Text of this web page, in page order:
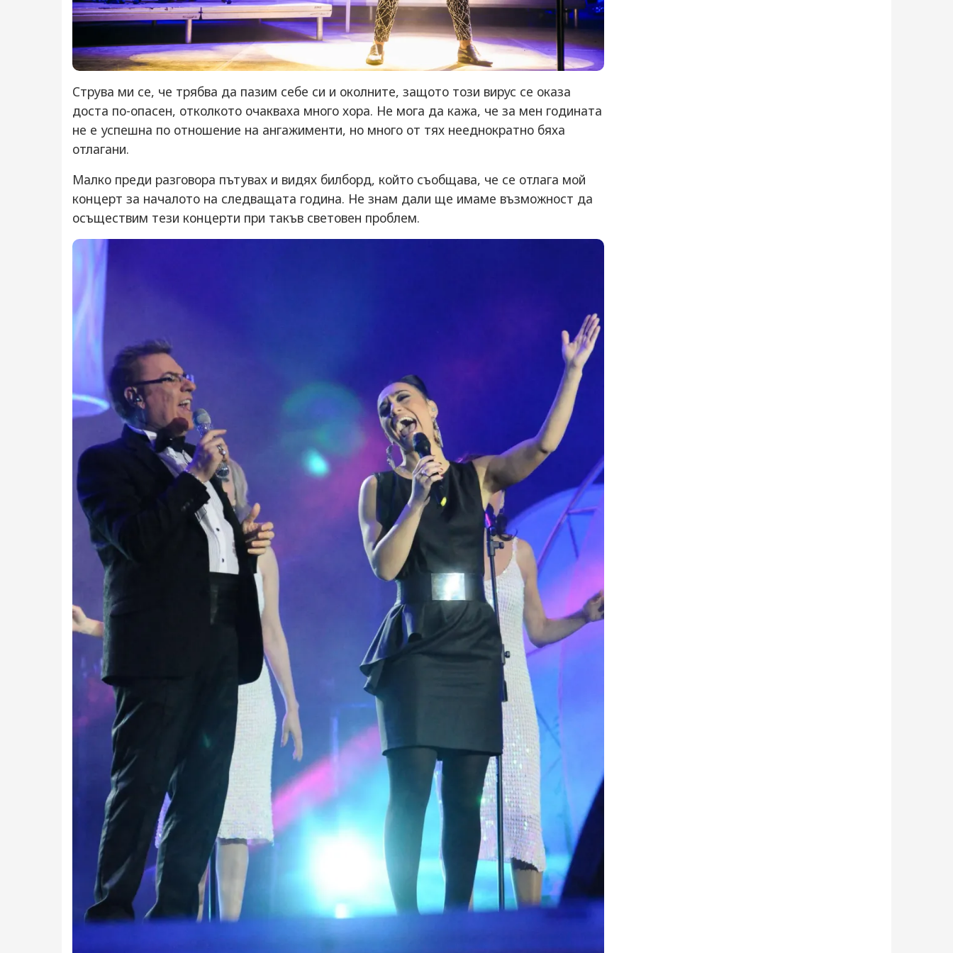
Струва ми се, че трябва да пазим себе си и околните, защото този вирус се оказа
доста по-опасен, отколкото очакваха много хора. Не мога да кажа, че за мен годината
не е успешна по отношение на ангажименти, но много от тях нееднократно бяха
отлагани.
Малко преди разговора пътувах и видях билборд, който съобщава, че се отлага мой
концерт за началото на следващата година. Не знам дали ще имаме възможност да
осъществим тези концерти при такъв световен проблем.